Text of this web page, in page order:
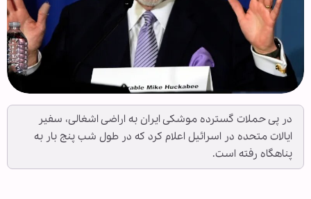
در پی حملات گسترده موشکی ایران به اراضی اشغالی، سفیر
ایالات متحده در اسرائیل اعلام کرد که در طول شب پنج بار به
پناهگاه رفته است.